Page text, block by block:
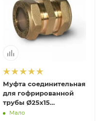
Муфта соединительная
для гофрированной
трубы Ø25х15
Stahlmann IWS
Мало